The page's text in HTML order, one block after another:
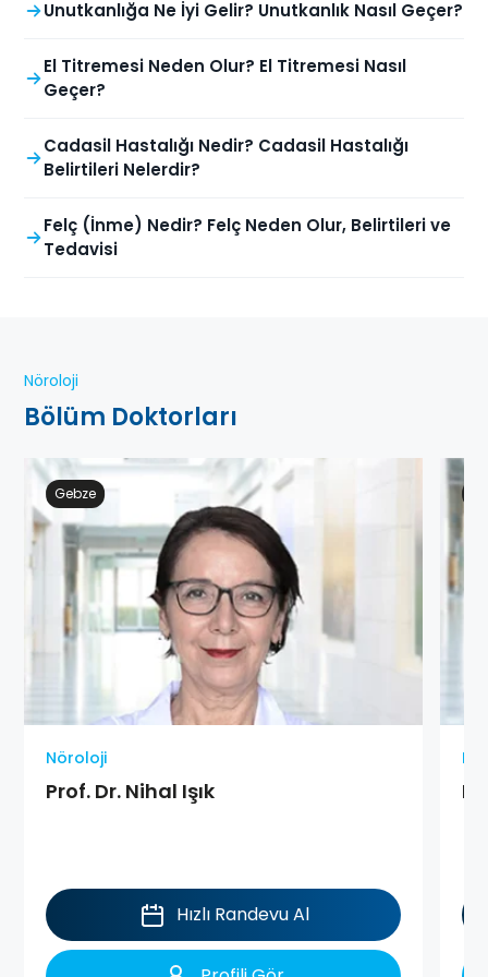
Unutkanlığa Ne İyi Gelir? Unutkanlık Nasıl Geçer?
El Titremesi Neden Olur? El Titremesi Nasıl
Geçer?
Cadasil Hastalığı Nedir? Cadasil Hastalığı
Belirtileri Nelerdir?
Felç (İnme) Nedir? Felç Neden Olur, Belirtileri ve
Tedavisi
Nöroloji
Bölüm Doktorları
Gebze
Nöroloji
Prof. Dr. Nihal Işık
Hızlı Randevu Al